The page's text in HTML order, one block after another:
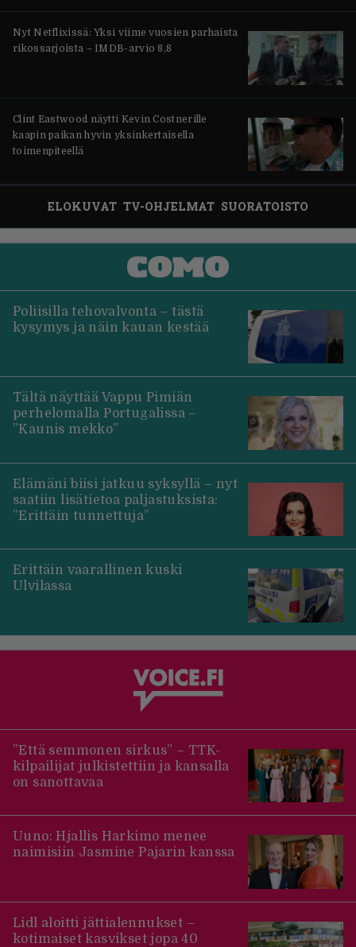
Nyt Netflixissä: Yksi viime vuosien parhaista
rikossarjoista – IMDB-arvio 8,8
Clint Eastwood näytti Kevin Costnerille
kaapin paikan hyvin yksinkertaisella
toimenpiteellä
ELOKUVAT TV-OHJELMAT SUORATOISTO
Poliisilla tehovalvonta – tästä
kysymys ja näin kauan kestää
Tältä näyttää Vappu Pimiän
perhelomalla Portugalissa –
”Kaunis mekko”
Elämäni biisi jatkuu syksyllä – nyt
saatiin lisätietoa paljastuksista:
”Erittäin tunnettuja”
Erittäin vaarallinen kuski
Ulvilassa
”Että semmonen sirkus” – TTK-
kilpailijat julkistettiin ja kansalla
on sanottavaa
Uuno: Hjallis Harkimo menee
naimisiin Jasmine Pajarin kanssa
Lidl aloitti jättialennukset –
kotimaiset kasvikset jopa 40